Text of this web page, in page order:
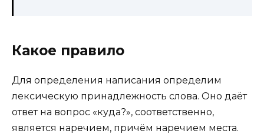
Какое правило
Для определения написания определим
лексическую принадлежность слова. Оно даёт
ответ на вопрос «куда?», соответственно,
является наречием, причём наречием места.